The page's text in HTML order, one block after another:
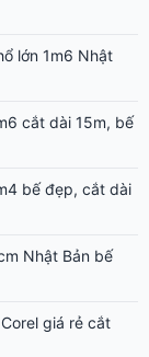
lớn 1m6 Nhật
cắt dài 15m, bế
bế đẹp, cắt dài
Nhật Bản bế
giá rẻ cắt